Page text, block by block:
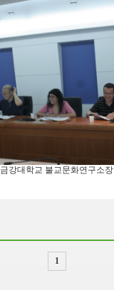
금강대학교 불교문화연구소장
1